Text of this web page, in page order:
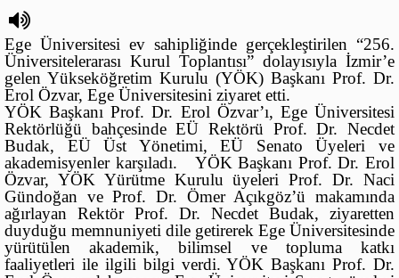
Ege Üniversitesi ev sahipliğinde gerçekleştirilen “256.
Üniversitelerarası Kurul Toplantısı” dolayısıyla İzmir’e
gelen Yükseköğretim Kurulu (YÖK) Başkanı Prof. Dr.
Erol Özvar, Ege Üniversitesini ziyaret etti.
YÖK Başkanı Prof. Dr. Erol Özvar’ı, Ege Üniversitesi
Rektörlüğü bahçesinde EÜ Rektörü Prof. Dr. Necdet
Budak, EÜ Üst Yönetimi, EÜ Senato Üyeleri ve
akademisyenler karşıladı. YÖK Başkanı Prof. Dr. Erol
Özvar, YÖK Yürütme Kurulu üyeleri Prof. Dr. Naci
Gündoğan ve Prof. Dr. Ömer Açıkgöz’ü makamında
ağırlayan Rektör Prof. Dr. Necdet Budak, ziyaretten
duyduğu memnuniyeti dile getirerek Ege Üniversitesinde
yürütülen akademik, bilimsel ve topluma katkı
faaliyetleri ile ilgili bilgi verdi. YÖK Başkanı Prof. Dr.